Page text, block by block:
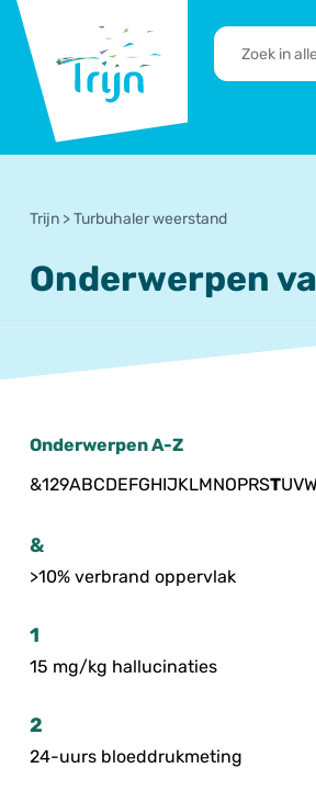
Trijn
RTA's
en
Trijn >Turbuhaler weerstand
Onderwerpen
Onderwerpen A-Z
&129ABCDEFGHIJKLMNOPRSTUVW
&
>10% verbrand oppervlak
1
15 mg/kg hallucinaties
2
24-uurs bloeddrukmeting